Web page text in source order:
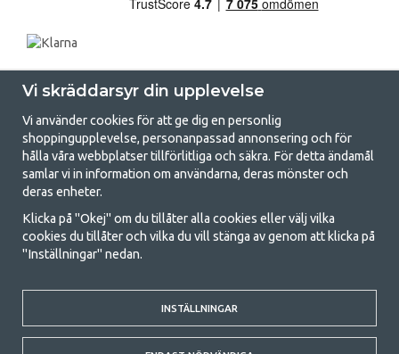
GetCamping.se - Din butik för camping
och uteliv
Att campa kan antingen vara en livsstil eller ett sätt att samla familjen
för ett gemensamt äventyr. Oavsett vilken kategori du tillhör hittar du
med att campa så därför erbjuder vi riktigt bra priser på familjetält,
husvagnstält och all annan utrustning för camping och friluftsliv. Vårt
mål är att i varje priskategori erbjuda den bästa campingutrustningen
gällande kvalitet och funktionalitet. Ta gärna kontakt med oss om det
Vi skräddarsyr din upplevelse
Vi använder cookies för att ge dig en personlig
shoppingupplevelse, personanpassad annonsering och för
hålla våra webbplatser tillförlitliga och säkra. För detta ändamål
samlar vi in information om användarna, deras mönster och
deras enheter.
Klicka på "Okej" om du tillåter alla cookies eller välj vilka
cookies du tillåter och vilka du vill stänga av genom att klicka på
"Inställningar" nedan.
INSTÄLLNINGAR